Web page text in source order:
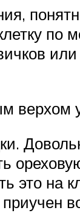
по
это на